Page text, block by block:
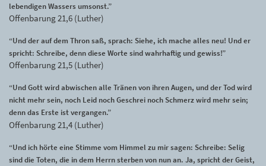
lebendigen Wassers umsonst.”
Offenbarung 21,6 (Luther)
“Und der auf dem Thron saß, sprach: Siehe, ich mache alles neu! Und er
spricht: Schreibe, denn diese Worte sind wahrhaftig und gewiss!”
Offenbarung 21,5 (Luther)
“Und Gott wird abwischen alle Tränen von ihren Augen, und der Tod wird
nicht mehr sein, noch Leid noch Geschrei noch Schmerz wird mehr sein;
denn das Erste ist vergangen.”
Offenbarung 21,4 (Luther)
“Und ich hörte eine Stimme vom Himmel zu mir sagen: Schreibe: Selig
sind die Toten, die in dem Herrn sterben von nun an. Ja, spricht der Geist,